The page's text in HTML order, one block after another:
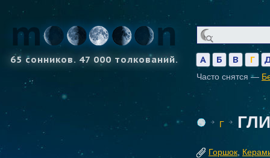
65 сонников. 47 000 толкований. А Б В Г
Часто снятся —
Г
Горшок